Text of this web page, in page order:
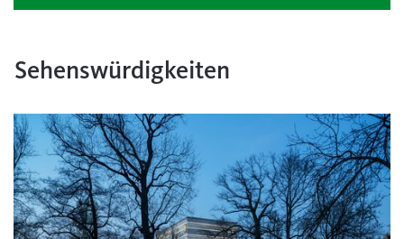
Sehenswürdigkeiten